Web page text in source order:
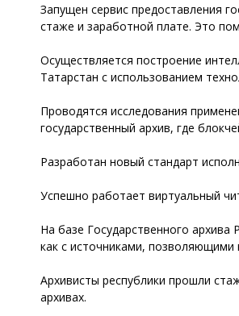
Запущен сервис предоставления
стаже и заработной плате. Это
Осуществляется построение
Татарстан с использованием
Проводятся исследования
государственный архив, где
Разработан новый стандарт
Успешно работает виртуальный
На базе Государственного
как с источниками, позволяющими
Архивисты республики прошли
архивах.